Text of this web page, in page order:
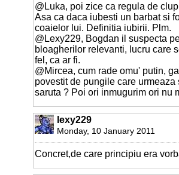
@Luka, poi zice ca regula de
Asa ca daca iubesti un barbat si
coaielor lui. Definitia iubirii. Plm.
@Lexy229, Bogdan il suspecta
bloagherilor relevanti, lucru care
fel, ca ar fi.
@Mircea, cum rade omu' putin,
povestit de pungile care
saruta ? Poi ori inmugurim ori nu
lexy229
Monday, 10 January 2011
Concret,de care principiu era